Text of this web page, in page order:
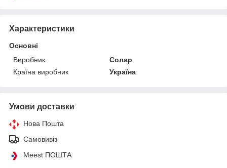
Характеристики
Основні
Виробник
Солар
Країна виробник
Україна
Умови доставки
Нова Пошта
Самовивіз
Meest ПОШТА